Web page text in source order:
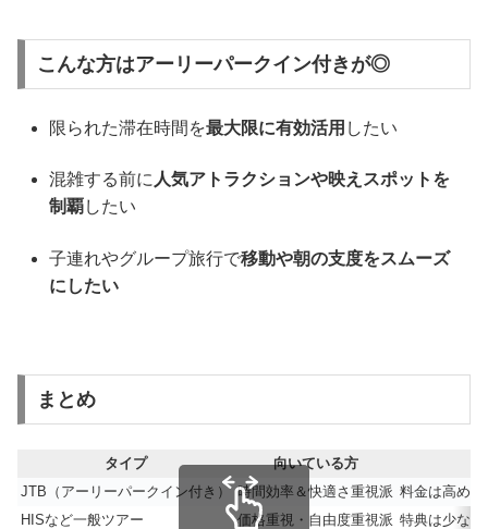
こんな方はアーリーパークイン付きが◎
限られた滞在時間を最大限に有効活用 したい
混雑する前に 人気アトラクションや映えスポットを
制覇したい
子連れやグループ旅行で移動や朝の支度をスムーズ
にしたい
まとめ
タイプ
向いている方
JTB（アーリーパークイン付き） 時間効率＆快適さ重視派 料金は高め
HISなど一般ツアー
価格重視・自由度重視派 特典は少な